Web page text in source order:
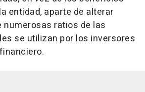
entidad, aparte de alterar
ratios de las
se utilizan por los inversores